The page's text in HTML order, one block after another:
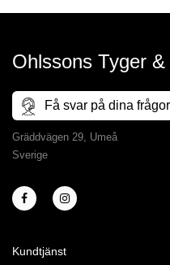
Ohlssons Tyger
Få svar på dina
Gräddvägen 29, Umeå
Sverige
Kundtjänst